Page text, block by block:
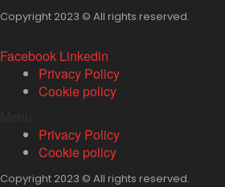
Copyright 2023 © All rights reserved.
Facebook Linkedin
Privacy Policy
Cookie policy
Privacy Policy
Cookie policy
Copyright 2023 © All rights reserved.